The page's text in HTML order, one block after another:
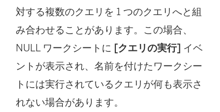
対する複数のクエリを 1 つのクエリへと組
み合わせることがあります。この場合、
NULL ワークシートに [クエリの実行] イベ
ントが表示され、名前を付けたワークシー
トには実行されているクエリが何も表示さ
れない場合があります。